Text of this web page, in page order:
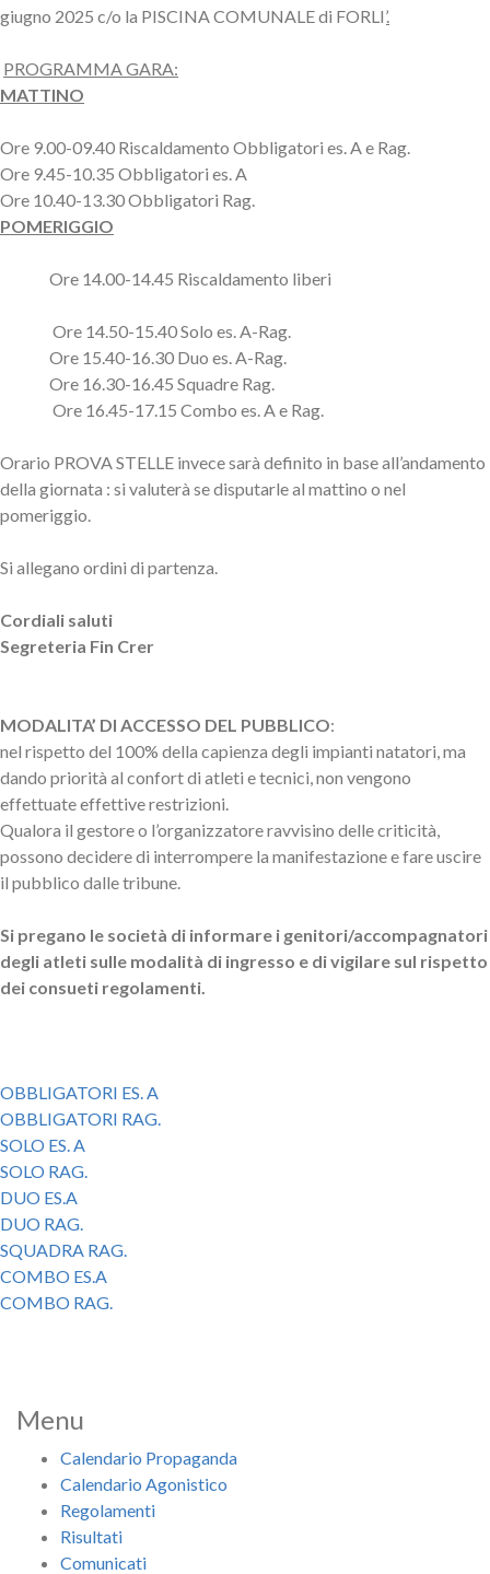
giugno 2025 c/o la PISCINA COMUNALE di FORLI’.
PROGRAMMA GARA:
MATTINO
Ore 9.00-09.40 Riscaldamento Obbligatori es. A e Rag.
Ore 9.45-10.35 Obbligatori es. A
Ore 10.40-13.30 Obbligatori Rag.
POMERIGGIO
Ore 14.00-14.45 Riscaldamento liberi
Ore 14.50-15.40 Solo es. A-Rag.
Ore 15.40-16.30 Duo es. A-Rag.
Ore 16.30-16.45 Squadre Rag.
Ore 16.45-17.15 Combo es. A e Rag.
Orario PROVA STELLE invece sarà definito in base all’andamento
della giornata : si valuterà se disputarle al mattino o nel
pomeriggio.
Si allegano ordini di partenza.
Cordiali saluti
Segreteria Fin Crer
MODALITA’ DI ACCESSO DEL PUBBLICO:
nel rispetto del 100% della capienza degli impianti natatori, ma
dando priorità al confort di atleti e tecnici, non vengono
effettuate effettive restrizioni.
Qualora il gestore o l’organizzatore ravvisino delle criticità,
possono decidere di interrompere la manifestazione e fare uscire
il pubblico dalle tribune.
Si pregano le società di informare i genitori/accompagnatori
degli atleti sulle modalità di ingresso e di vigilare sul rispetto
dei consueti regolamenti.
OBBLIGATORI ES. A
OBBLIGATORI RAG.
SOLO ES. A
SOLO RAG.
DUO ES.A
DUO RAG.
SQUADRA RAG.
COMBO ES.A
COMBO RAG.
Menu
Calendario Propaganda
Calendario Agonistico
Regolamenti
Risultati
Comunicati